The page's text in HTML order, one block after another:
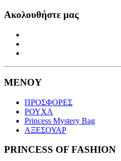
Ακολουθήστε μας
ΜΕΝΟΥ
ΠΡΟΣΦΟΡΕΣ
ΡΟΥΧΑ
Princess Mystery Bag
ΑΞΕΣΟΥΑΡ
PRINCESS OF FASHION